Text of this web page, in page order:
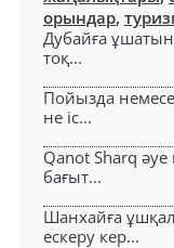
орындар,
Дубайға ұшатын
тоқ...
Пойызда
не іс...
Qanot Sharq
бағыт...
Шанхайға
ескеру кер...